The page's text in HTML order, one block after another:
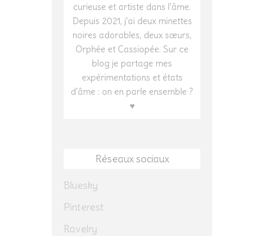
curieuse et artiste dans l'âme.
Depuis 2021, j'ai deux minettes
noires adorables, deux sœurs,
Orphée et Cassiopée. Sur ce
blog je partage mes
expérimentations et états
d'âme : on en parle ensemble ?
♥
Réseaux sociaux
Bluesky
Pinterest
Ravelry